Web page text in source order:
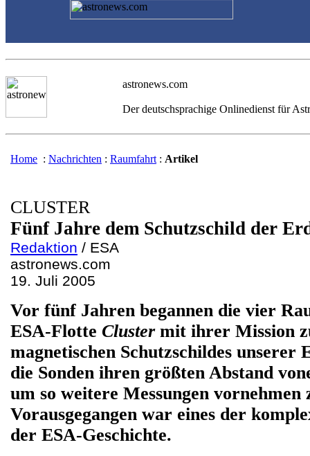
astronews.com
Der deutschsprachige Onlinedienst für
Home : Nachrichten : Raumfahrt : Artikel
CLUSTER
Fünf Jahre dem Schutzschild der
Redaktion / ESA
astronews.com
19. Juli 2005
Vor fünf Jahren begannen die vier
ESA-Flotte Clustermit ihrer Mission
magnetischen Schutzschildes unserer
die Sonden ihren größten Abstand
um so weitere Messungen vornehmen
Vorausgegangen war eines der
der ESA-Geschichte.